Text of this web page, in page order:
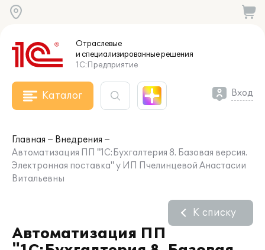
Отраслевые
и специализированныерешения
1С:Предприятие
Каталог Вход
Главная
Внедрения
Автоматизация ПП "1С:Бухгалтерия 8. Базовая версия.
Электронная поставка" у ИП Пчелинцевой Анастасии
Витальевны
Автоматизация ПП
К списку